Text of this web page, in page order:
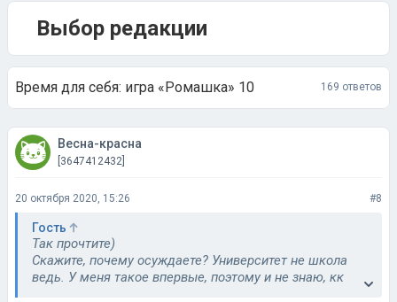
Выбор редакции
Время для себя: игра «Ромашка» 10 169 ответов
Весна-красна
[3647412432]
20 октября 2020, 15:26 #8
Гость
Так прочтите)
Скажите, почему осуждаете? Университет не школа
ведь. У меня такое впервые, поэтому и не знаю, кк